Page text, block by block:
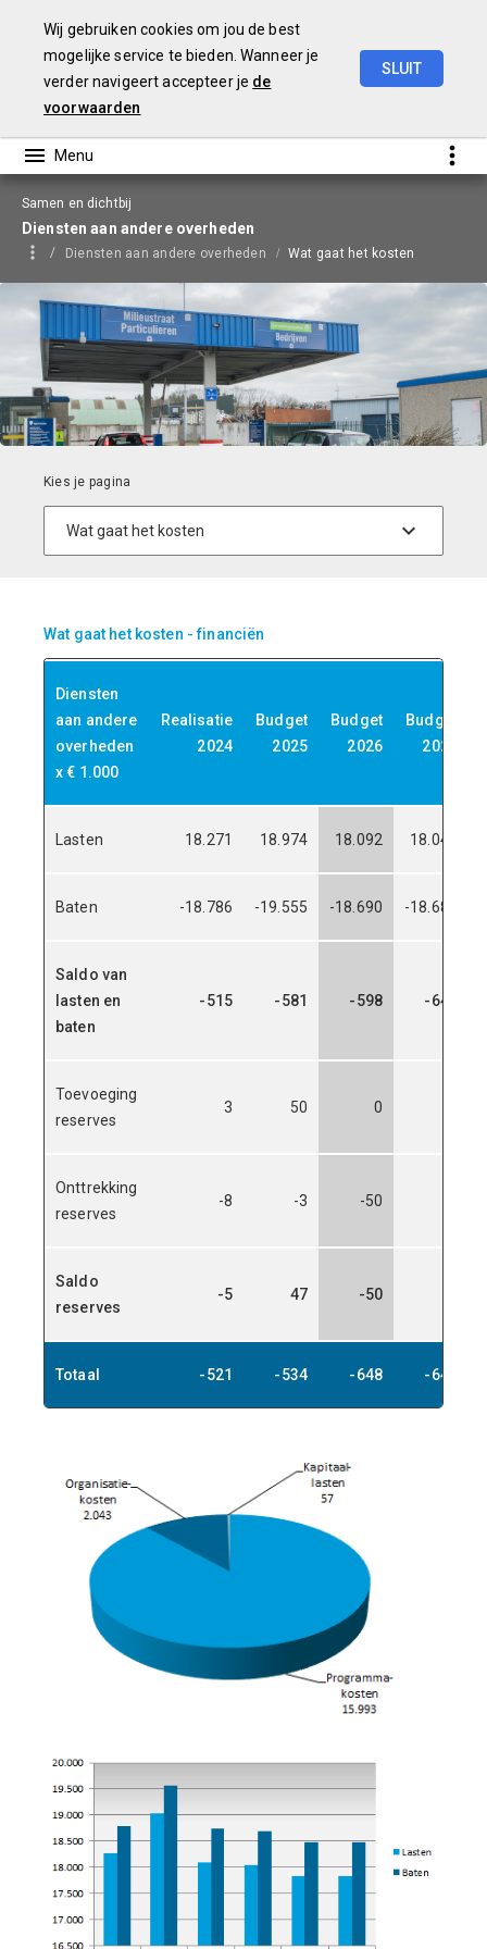
Wij gebruiken cookies om jou de best
mogelijke service te bieden. Wanneer je
verder navigeert accepteer je de
voorwaarden
SLUIT
Samen en dichtbij
Diensten aan andere overheden
Diensten aan andere overheden Wat gaat het kosten
Wat gaat het kosten - financiën
Diensten
aan andere
overheden
x € 1.000
Realisatie
2024
Budget
2025
Budget
2026
Budget
2027
Lasten 18.271 18.974 18.092 18.041
Baten -18.786 -19.555 -18.690 -18.689
Saldo van
lasten en
baten
-515 -581 -598 -648
Toevoeging
reserves
3 50 0
Onttrekking
reserves
-8 -3 -50
Saldo
reserves
-5 47 -50
Totaal -521 -534 -648 -648